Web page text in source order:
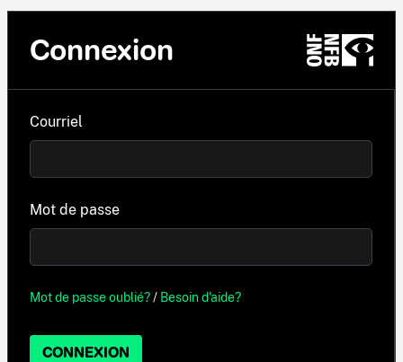
Connexion
Courriel
Mot de passe
Mot de passe oublié?/ Besoin d'aide?
CONNEXION